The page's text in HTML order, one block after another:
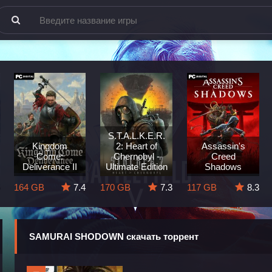
Kingdom
Come:
Deliverance II
164 GB
7.4
S.T.A.L.K.E.R.
2: Heart of
Chernobyl -
Ultimate Edition
170 GB
7.3
Assassin's
Creed
Shadows
117 GB
8.3
SAMURAI SHODOWN скачать торрент